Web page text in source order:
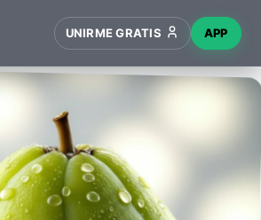
RECETAS
HUB
WIKI
NUEVO
UNIRME GRATIS APP